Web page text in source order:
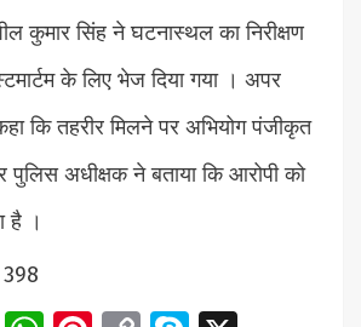
कुमार सिंह ने घटनास्थल का निरीक्षण
के लिए भेज दिया गया । अपर
कि तहरीर मिलने पर अभियोग पंजीकृत
पुलिस अधीक्षक ने बताया कि आरोपी को
है ।
398